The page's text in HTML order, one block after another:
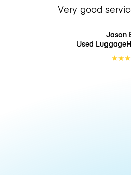
Very good
Jason
Used
★★★